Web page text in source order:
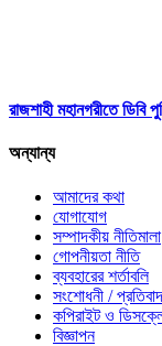
রাজশাহী মহানগরীতে ডিবি
অন্যান্য
আমাদের কথা
যোগাযোগ
সম্পাদকীয় নীতিমালা
গোপনীয়তা নীতি
ব্যবহারের শর্তাবলি
সংশোধনী /
কপিরাইট ও
বিজ্ঞাপন